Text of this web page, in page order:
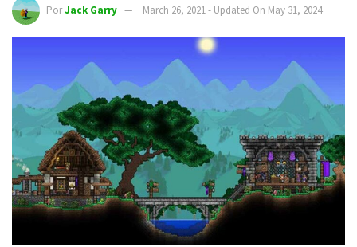
PorJack Garry March 26, 2021 - Updated On May 31, 2024